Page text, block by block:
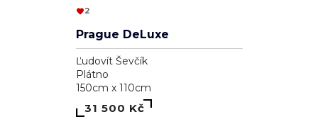
2
Prague DeLuxe
Ľudovít Ševčík
Plátno
150cm x 110cm
31 500 Kč